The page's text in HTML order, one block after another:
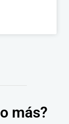
más?